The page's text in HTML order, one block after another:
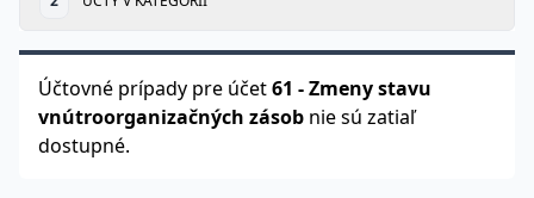
Účtovné prípady pre účet61 -Zmeny stavu
vnútroorganizačných zásob nie sú zatiaľ
dostupné.